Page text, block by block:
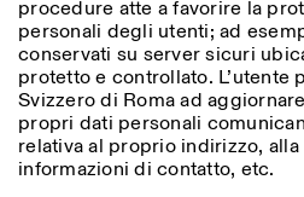
procedure atte a favorire la
personali degli utenti; ad
conservati su server sicuri
protetto e controllato. L’utente
Svizzero di Roma ad
propri dati personali
relativa al proprio indirizzo,
informazioni di contatto, etc.